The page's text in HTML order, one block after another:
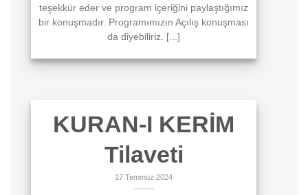
teşekkür eder ve program içeriğini paylaştığımız
bir konuşmadır. Programımızın Açılış konuşması
da diyebiliriz. [...]
KURAN-I KERİM
Tilaveti
17 Temmuz 2024